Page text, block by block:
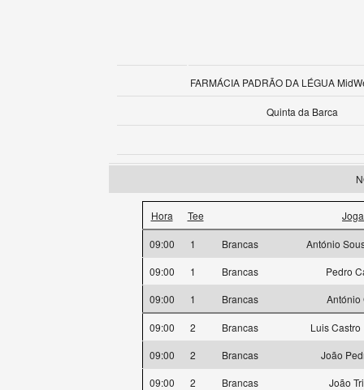
FARMÁCIA PADRÃO DA LÉGUA
Quinta da Barca
Hora Tee
09:00 1 Brancas
António
09:00
1 Brancas
Pedro
09:00
1 Brancas António
09:00 2 Brancas
Luis
09:00
2 Brancas
João
09:00
2 Brancas
João